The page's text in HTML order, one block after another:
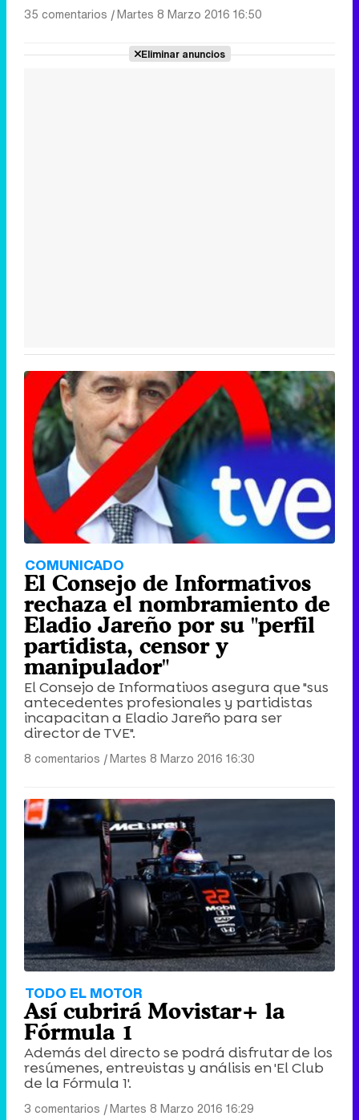
35 comentarios |Martes 8 Marzo 2016 16:50
Eliminar anuncios
COMUNICADO
El Consejo de Informativos
rechaza el nombramiento de
Eladio Jareño por su "perfil
partidista, censor y
manipulador"
El Consejo de Informativos asegura que "sus
antecedentes profesionales y partidistas
incapacitan a Eladio Jareño para ser
director de TVE".
8 comentarios |Martes 8 Marzo 2016 16:30
TODO EL MOTOR
Así cubrirá Movistar+ la
Fórmula 1
Además del directo se podrá disfrutar de los
resúmenes, entrevistas y análisis en 'El Club
de la Fórmula 1'.
3 comentarios |Martes 8 Marzo 2016 16:29